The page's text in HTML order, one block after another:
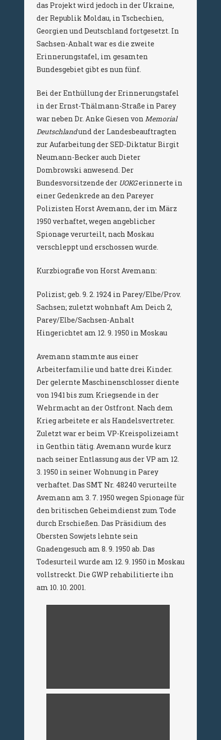
das Projekt wird jedoch in der Ukraine,
der Republik Moldau, in Tschechien,
Georgien und Deutschland fortgesetzt. In
Sachsen-Anhalt war es die zweite
Erinnerungstafel, im gesamten
Bundesgebiet gibt es nun fünf.
Bei der Enthüllung der Erinnerungstafel
in der Ernst-Thälmann-Straße in Parey
war neben Dr. Anke Giesen von Memorial
Deutschlandund der Landesbeauftragten
zur Aufarbeitung der SED-Diktatur Birgit
Neumann-Becker auch Dieter
Dombrowski anwesend. Der
Bundesvorsitzende der UOKGerinnerte in
einer Gedenkrede an den Pareyer
Polizisten Horst Avemann, der im März
1950 verhaftet, wegen angeblicher
Spionage verurteilt, nach Moskau
verschleppt und erschossen wurde.
Kurzbiografie von Horst Avemann:
Polizist; geb. 9. 2. 1924 in Parey/Elbe/Prov.
Sachsen; zuletzt wohnhaft Am Deich 2,
Parey/Elbe/Sachsen-Anhalt
Hingerichtet am 12. 9. 1950 in Moskau
Avemann stammte aus einer
Arbeiterfamilie und hatte drei Kinder.
Der gelernte Maschinenschlosser diente
von 1941 bis zum Kriegsende in der
Wehrmacht an der Ostfront. Nach dem
Krieg arbeitete er als Handelsvertreter.
Zuletzt war er beim VP-Kreispolizeiamt
in Genthin tätig. Avemann wurde kurz
nach seiner Entlassung aus der VP am 12.
3. 1950 in seiner Wohnung in Parey
verhaftet. Das SMT Nr. 48240 verurteilte
Avemann am 3. 7. 1950 wegen Spionage für
den britischen Geheimdienst zum Tode
durch Erschießen. Das Präsidium des
Obersten Sowjets lehnte sein
Gnadengesuch am 8. 9. 1950 ab. Das
Todesurteil wurde am 12. 9. 1950 in Moskau
vollstreckt. Die GWP rehabilitierte ihn
am 10. 10. 2001.